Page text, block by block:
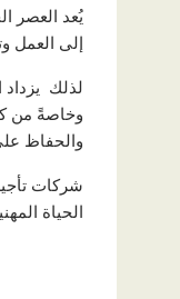
يُعد العصر
إلى العمل
لذلك
وخاصةً من
والحفاظ
شركات
الحياة